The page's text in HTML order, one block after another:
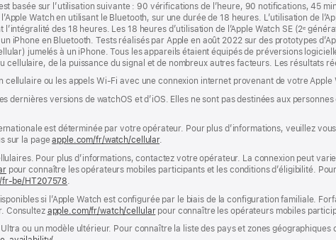
basée sur l’utilisation suivante : 90 vérifications de l’heure, 90 notifications, 45
Watch en utilisant le Bluetooth, sur une durée de 18 heures. L’utilisation de
des 18 heures. Les 18 heures d’utilisation de l’Apple Watch SE (2ᵉ
iPhone en Bluetooth. Tests réalisés par Apple en août 2022 sur des prototypes
jumelés à un iPhone. Tous les appareils étaient équipés de préversions
cellulaire, de la puissance du signal et de nombreux autres facteurs. Les résultats
cellulaire ou les appels Wi‑Fi avec une connexion internet provenant de votre
dernières versions de watchOS et d’iOS. Elles ne sont pas destinées aux
est déterminée par votre opérateur. Pour plus d’informations, veuillez
sur la pageapple.com/fr/watch/cellular.
Pour plus d’informations, contactez votre opérateur. La connexion peut
pour connaître les opérateurs mobiles participants et les conditions d’éligibilité.
fr-be/HT207578.
si l’Apple Watch est configurée par le biais de la configuration familiale.
Consultez apple.com/fr/watch/cellularpour connaître les opérateurs mobiles
ou un modèle ultérieur. Pour connaître la liste des pays et zones